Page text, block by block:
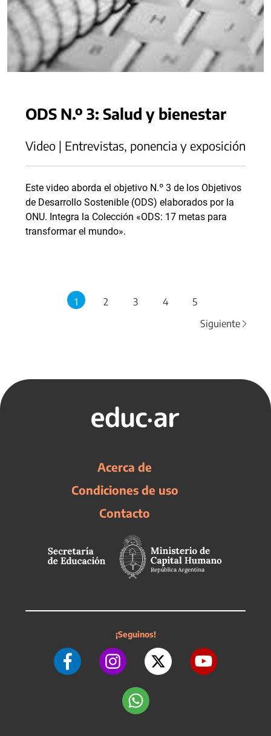
ODS N.º 3: Salud y bienestar
Video | Entrevistas, ponencia y exposición
Este video aborda el objetivo N.º 3 de los Objetivos
de Desarrollo Sostenible (ODS) elaborados por la
ONU. Integra la Colección «ODS: 17 metas para
transformar el mundo».
1 2 3 4
5
Siguiente
Acerca de
Condiciones de uso
Contacto
¡Seguinos!